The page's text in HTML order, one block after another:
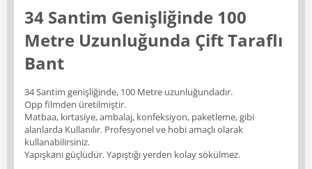
34 Santim Genişliğinde 100
Metre Uzunluğunda Çift Taraflı
Bant
34 Santim genişliğinde, 100 Metre uzunluğundadır.
Opp filmden üretilmiştir.
Matbaa, kırtasiye, ambalaj, konfeksiyon, paketleme, gibi
alanlarda Kullanılır. Profesyonel ve hobi amaçlı olarak
kullanabilirsiniz.
Yapışkanı güçlüdür. Yapıştığı yerden kolay sökülmez.